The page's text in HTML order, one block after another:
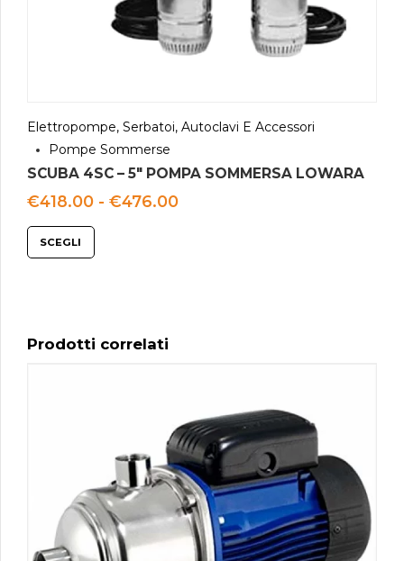
Elettropompe, Serbatoi, Autoclavi E Accessori
Pompe Sommerse
SCUBA 4SC – 5″ POMPA SOMMERSA LOWARA
€418.00 - €476.00Fascia
SCEGLI
Prodotti correlati